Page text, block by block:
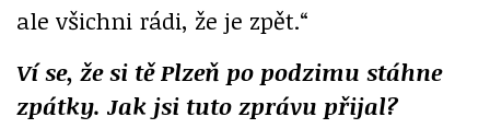
ale všichni rádi, že je zpět.“
Ví se, že si tě Plzeň po podzimu stáhne
zpátky. Jak jsi tuto zprávu přijal?